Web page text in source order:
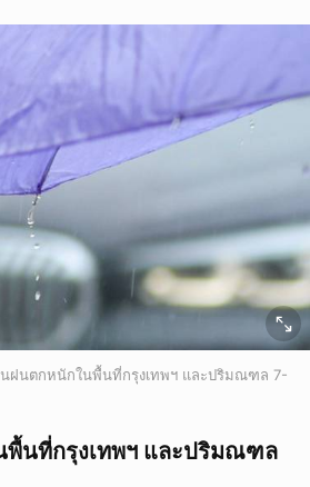
นฝนตกหนักในพื้นที่กรุงเทพฯ และปริมณฑล 7-
พื้นที่กรุงเทพฯ และปริมณฑล